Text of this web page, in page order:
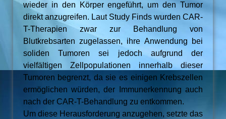
wieder in den Körper engeführt, um den Tumor
direkt anzugreifen. Laut Study Finds wurden CAR-
T-Therapien zwar zur Behandlung von
Blutkrebsarten zugelassen, ihre Anwendung bei
soliden Tumoren sei jedoch aufgrund der
vielfältigen Zellpopulationen innerhalb dieser
Tumoren begrenzt, da sie es einigen Krebszellen
ermöglichen würden, der Immunerkennung auch
nach der CAR-T-Behandlung zu entkommen.
Um diese Herausforderung anzugehen, setzte das